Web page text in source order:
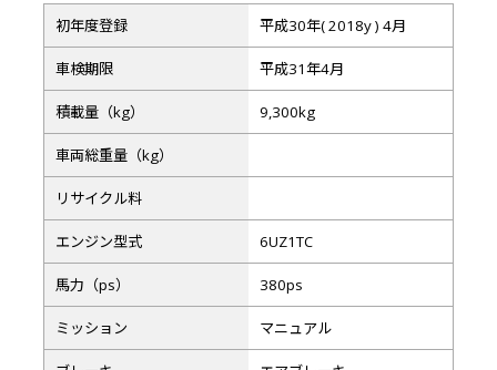
初年度登録 平成30年( 2018y ) 4月
車検期限 平成31年4月
積載量（kg） 9,300kg
車両総重量（kg）
リサイクル料
エンジン型式 6UZ1TC
馬力（ps） 380ps
ミッション マニュアル